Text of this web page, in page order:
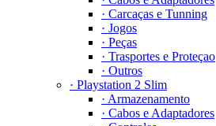
· Carcaças e Tunning
· Jogos
· Peças
· Trasportes e Proteçao
· Outros
· Playstation 2 Slim
· Armazenamento
· Cabos e Adaptadores